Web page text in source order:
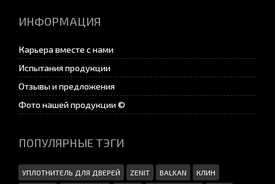
ИНФОРМАЦИЯ
Карьера вместе с нами
Испытания продукции
Отзывы и предложения
Фото нашей продукции ©
ПОПУЛЯРНЫЕ ТЭГИ
УПЛОТНИТЕЛЬ ДЛЯ ДВЕРЕЙ ZENIT BALKAN КЛИН